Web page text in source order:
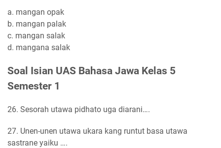
a. mangan opak
b. mangan palak
c. mangan salak
d. mangana salak
Soal Isian UAS Bahasa Jawa Kelas 5
Semester 1
26. Sesorah utawa pidhato uga diarani….
27. Unen-unen utawa ukara kang runtut basa utawa
sastrane yaiku ….